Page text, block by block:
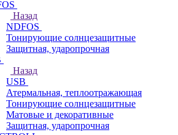
Назад
NDFOS
Тонирующие солнцезащитные
Защитная, ударопрочная
Назад
USB
Атермальная, теплоотражающая
Тонирующие солнцезащитные
Матовые и декоративные
Защитная, ударопрочная